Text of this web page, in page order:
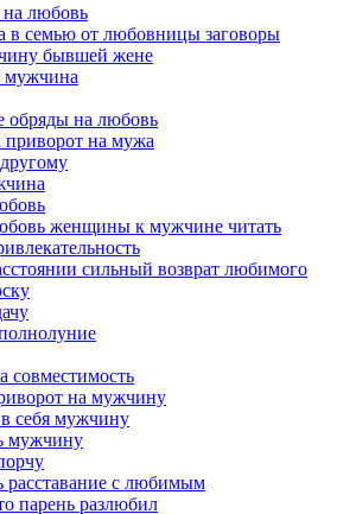
любовь
в семью от любовницы заговоры
бывшей жене
обряды на любовь
приворот на мужа
женщины к мужчине читать
сильный возврат любимого
совместимость
на мужчину
себя мужчину
мужчину
расставание с любимым
парень разлюбил